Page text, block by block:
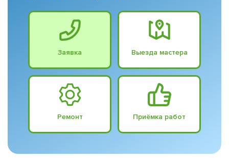
Заявка Выезда мастера
Ремонт Приёмка работ